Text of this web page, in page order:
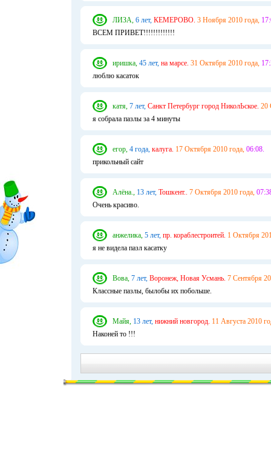
ЛИЗА, 6 лет, КЕМЕРОВО. 3 Ноября 2010 года,
ВСЕМ ПРИВЕТ!!!!!!!!!!!!!
иришка, 45 лет, на марсе. 31 Октября 2010 года,
люблю касаток
катя, 7 лет, Санкт Петербург город НиколЬское. 20
я собрала пазлы за 4 минуты
егор, 4 года, калуга. 17 Октября 2010 года, 06:08.
прикольный сайт
Алёна., 13 лет, Тошкент.. 7 Октября 2010 года,
Очень красиво.
анжелика, 5 лет, пр. кораблестроитей. 1 Октября
я не видела пазл касатку
Вова, 7 лет, Воронеж, Новая Усмань. 7 Сентября
Классные пазлы, былобы их побольше.
Майя, 13 лет, нижний новгород. 11 Августа 2010
Наконей то !!!